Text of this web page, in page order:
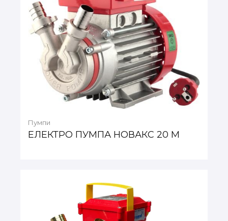
Пумпи
ЕЛЕКТРО ПУМПА НОВАКС 20 М